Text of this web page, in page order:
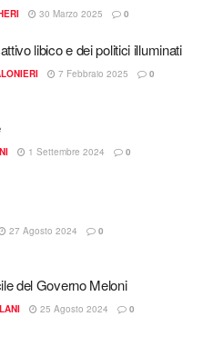
30 Marzo 2025 0
libico e dei politici illuminati
7 Febbraio 2025 0
1 Settembre 2024 0
27 Agosto 2024 0
del Governo Meloni
25 Agosto 2024 0